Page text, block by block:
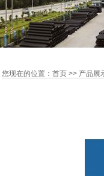
您现在的位置： 首页>> 产品展